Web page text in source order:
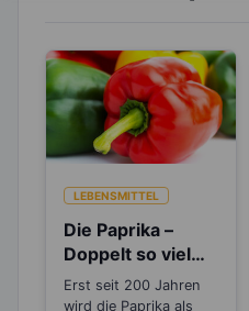
LEBENSMITTEL
Die Paprika –
Doppelt so viel
Vitamin C, wie die
Zitrone
Erst seit 200 Jahren
wird die Paprika als